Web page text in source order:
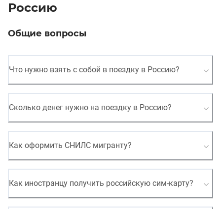
Россию
Общие вопросы
Что нужно взять с собой в поездку в Россию?
Сколько денег нужно на поездку в Россию?
Как оформить СНИЛС мигранту?
Как иностранцу получить российскую сим-карту?